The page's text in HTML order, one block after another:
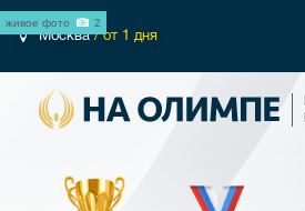
Москва/ от 1 дня
живое фото 2